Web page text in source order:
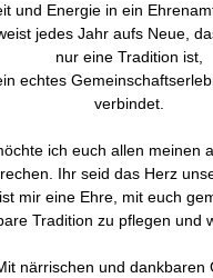
und Energie in ein
jedes Jahr aufs Neue,
nur eine Tradition ist,
echtes
verbindet.
ich euch allen meinen
Ihr seid das Herz
mir eine Ehre, mit euch
Tradition zu pflegen und
närrischen und dankbaren